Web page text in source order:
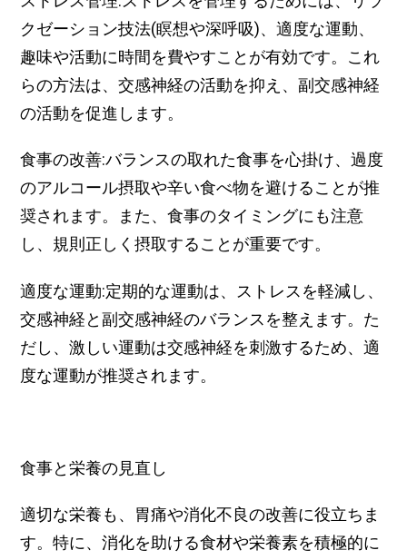
クゼーション技法(瞑想や深呼吸)、適度な運動、
趣味や活動に時間を費やすことが有効です。これ
らの方法は、交感神経の活動を抑え、副交感神経
の活動を促進します。
食事の改善:バランスの取れた食事を心掛け、過度
のアルコール摂取や辛い食べ物を避けることが推
奨されます。また、食事のタイミングにも注意
し、規則正しく摂取することが重要です。
適度な運動:定期的な運動は、ストレスを軽減し、
交感神経と副交感神経のバランスを整えます。た
だし、激しい運動は交感神経を刺激するため、適
度な運動が推奨されます。
食事と栄養の見直し
適切な栄養も、胃痛や消化不良の改善に役立ちま
す。特に、消化を助ける食材や栄養素を積極的に